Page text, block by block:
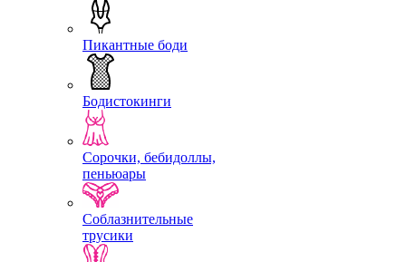
Пикантные боди
Бодистокинги
Сорочки, бебидоллы,
пеньюары
Соблазнительные
трусики